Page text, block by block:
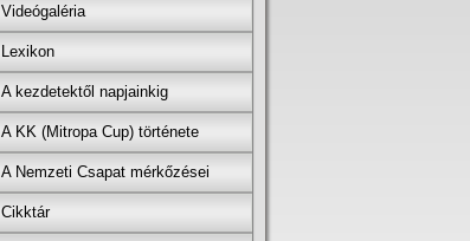
Videógaléria
Lexikon
A kezdetektől napjainkig
A KK (Mitropa Cup) története
A Nemzeti Csapat mérkőzései
Cikktár